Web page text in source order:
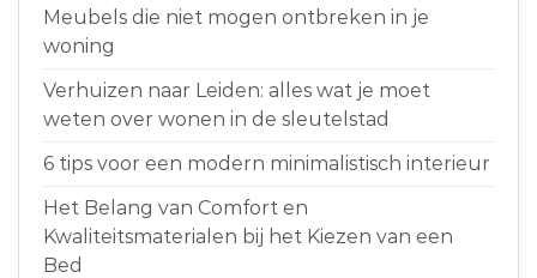
Meubels die niet mogen ontbreken in je
woning
Verhuizen naar Leiden: alles wat je moet
weten over wonen in de sleutelstad
6 tips voor een modern minimalistisch interieur
Het Belang van Comfort en
Kwaliteitsmaterialen bij het Kiezen van een
Bed